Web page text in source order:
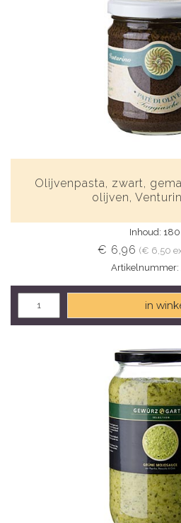
Olijvenpasta, zwart,
olijven,
Inhoud:
€ 6,96 (€ 6,50
Artikelnummer:
in